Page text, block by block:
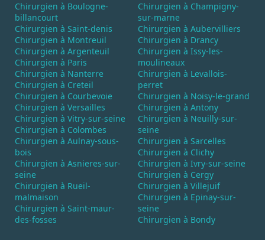
Chirurgien à Boulogne-
billancourt
Chirurgien à Saint-denis
Chirurgien à Montreuil
Chirurgien à Argenteuil
Chirurgien à Paris
Chirurgien à Nanterre
Chirurgien à Creteil
Chirurgien à Courbevoie
Chirurgien à Versailles
Chirurgien à Vitry-sur-seine
Chirurgien à Colombes
Chirurgien à Aulnay-sous-
bois
Chirurgien à Asnieres-sur-
seine
Chirurgien à Rueil-
malmaison
Chirurgien à Saint-maur-
des-fosses
Chirurgien à Champigny-
sur-marne
Chirurgien à Aubervilliers
Chirurgien à Drancy
Chirurgien à Issy-les-
moulineaux
Chirurgien à Levallois-
perret
Chirurgien à Noisy-le-grand
Chirurgien à Antony
Chirurgien à Neuilly-sur-
seine
Chirurgien à Sarcelles
Chirurgien à Clichy
Chirurgien à Ivry-sur-seine
Chirurgien à Cergy
Chirurgien à Villejuif
Chirurgien à Epinay-sur-
seine
Chirurgien à Bondy